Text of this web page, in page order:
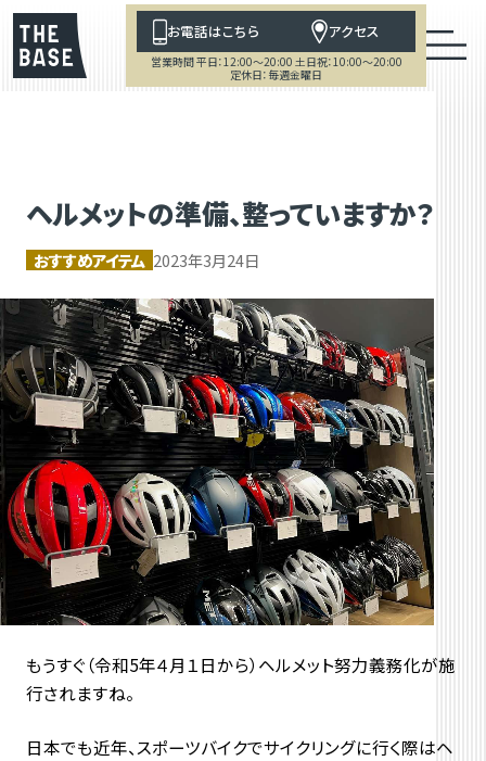
お電話はこちら アクセス
営業時間 平日：12:00～20:00 土日祝：10:00～20:00
定休日：毎週金曜日
ヘルメットの準備、整っていますか？
おすすめアイテム 2023年3月24日
もうすぐ（令和5年４月１日から）ヘルメット努力義務化が施
行されますね。
日本でも近年、スポーツバイクでサイクリングに行く際はヘ